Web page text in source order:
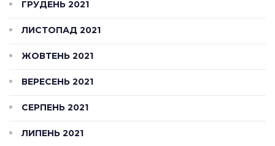
ГРУДЕНЬ 2021
ЛИСТОПАД 2021
ЖОВТЕНЬ 2021
ВЕРЕСЕНЬ 2021
СЕРПЕНЬ 2021
ЛИПЕНЬ 2021